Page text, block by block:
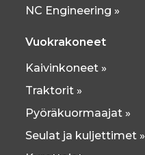
NC Engineering »
Vuokrakoneet
Kaivinkoneet »
Traktorit »
Pyöräkuormaajat »
Seulat ja kuljettimet »